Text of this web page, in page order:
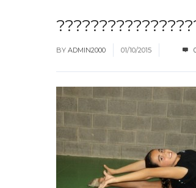
BY ADMIN2000 01/10/2015